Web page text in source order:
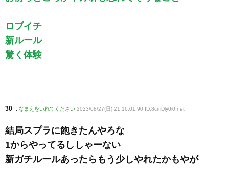
ロブイチ
新ルール
驚く体験
30 : なまえをいれてください 2023/08/27(日) 21:16:01.90 ID:8cmDly0i0 .net
結局スプラに飽きたんやろな
1からやってるししゃーない
新ガチルールあったらもう少しやれたかもやが